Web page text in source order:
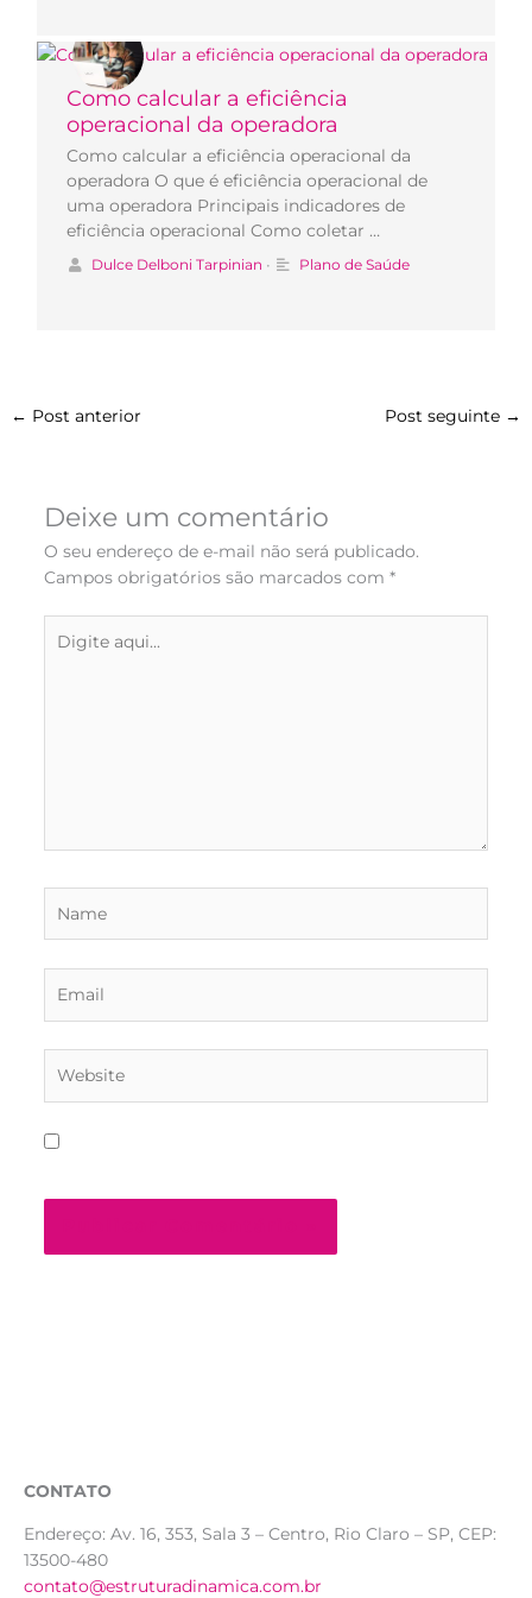
Como calcular a eficiência
operacional da operadora
Como calcular a eficiência operacional da
operadora O que é eficiência operacional de
uma operadora Principais indicadores de
eficiência operacional Como coletar …
Dulce Delboni Tarpinian • Plano de Saúde
← Post anterior Post seguinte →
Deixe um comentário
O seu endereço de e-mail não será publicado.
Campos obrigatórios são marcados com *
aqui...
CONTATO
Endereço: Av. 16, 353, Sala 3 – Centro, Rio Claro – SP, CEP:
13500-480
contato@estruturadinamica.com.br